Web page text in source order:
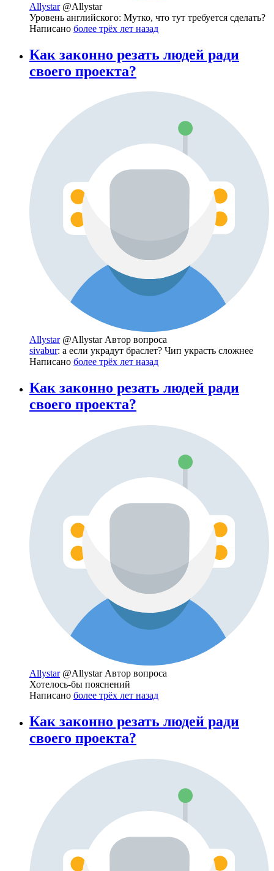
Allystar @Allystar
Уровень английского: Мутко, что тут требуется сделать?
Написано более трёх лет назад
Как законно резать людей ради
своего проекта?
Allystar @AllystarАвтор вопроса
sivabur: а если украдут браслет? Чип украсть сложнее
Написано более трёх лет назад
Как законно резать людей ради
своего проекта?
Allystar @Allystar Автор вопроса
Хотелось-бы пояснений
Написано более трёх лет назад
Как законно резать людей ради
своего проекта?